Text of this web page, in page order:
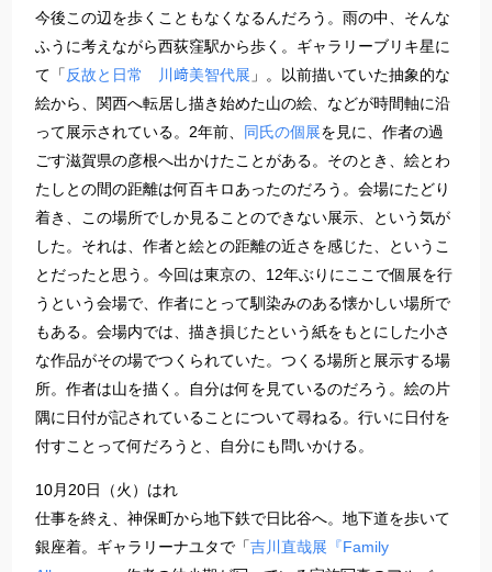
今後この辺を歩くこともなくなるんだろう。雨の中、そんな
ふうに考えながら西荻窪駅から歩く。ギャラリーブリキ星に
て「反故と日常 川﨑美智代展 」。以前描いていた抽象的な
絵から、関西へ転居し描き始めた山の絵、などが時間軸に沿
って展示されている。2年前、 同氏の個展を見に、作者の過
ごす滋賀県の彦根へ出かけたことがある。そのとき、絵とわ
たしとの間の距離は何百キロあったのだろう。会場にたどり
着き、この場所でしか見ることのできない展示、という気が
した。それは、作者と絵との距離の近さを感じた、というこ
とだったと思う。今回は東京の、12年ぶりにここで個展を行
うという会場で、作者にとって馴染みのある懐かしい場所で
もある。会場内では、描き損じたという紙をもとにした小さ
な作品がその場でつくられていた。つくる場所と展示する場
所。作者は山を描く。自分は何を見ているのだろう。絵の片
隅に日付が記されていることについて尋ねる。行いに日付を
付すことって何だろうと、自分にも問いかける。
10月20日（火）はれ
仕事を終え、神保町から地下鉄で日比谷へ。地下道を歩いて
銀座着。ギャラリーナユタで「吉川直哉展『Family